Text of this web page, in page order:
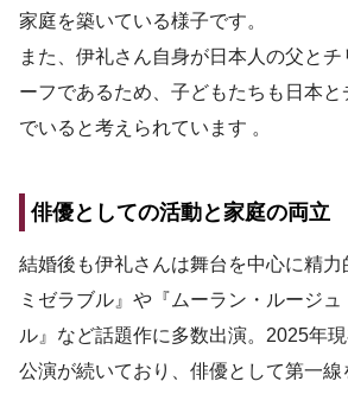
家庭を築いている様子です。
また、伊礼さん自身が日本人の父と
ーフであるため、子どもたちも日本
でいると考えられています 。
俳優としての活動と家庭の両立
結婚後も伊礼さんは舞台を中心に精力
ミゼラブル』や『ムーラン・ルージ
ル』など話題作に多数出演。2025年
公演が続いており、俳優として第一線